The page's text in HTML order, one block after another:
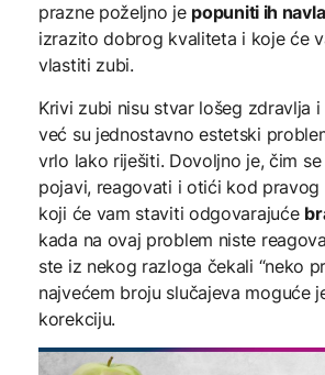
prazne poželjno je popuniti ih
izrazito dobrog kvaliteta i koje će
vlastiti zubi.
Krivi zubi nisu stvar lošeg zdravlja
već su jednostavno estetski
vrlo lako riješiti. Dovoljno je, čim
pojavi, reagovati i otići kod
koji će vam staviti odgovarajuće
kada na ovaj problem niste
ste iz nekog razloga čekali “neko
najvećem broju slučajeva moguće
korekciju.